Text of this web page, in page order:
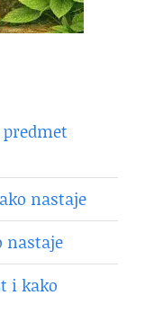
nastaje
nastaje
i kako